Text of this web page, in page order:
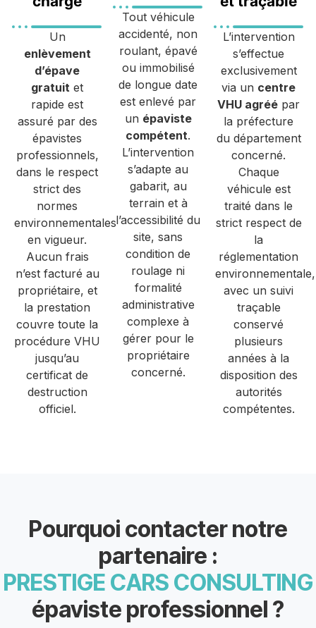
Un
enlèvement
d’épave
gratuit et
rapide est
assuré par des
épavistes
professionnels,
dans le respect
strict des
normes
environnementales
en vigueur.
Aucun frais
n’est facturé au
propriétaire, et
la prestation
couvre toute la
procédure VHU
jusqu’au
certificat de
destruction
officiel.
Tout véhicule
accidenté, non
roulant, épavé
ou immobilisé
de longue date
est enlevé par
un épaviste
compétent.
L’intervention
s’adapte au
gabarit, au
terrain et à
l’accessibilité du
site, sans
condition de
roulage ni
formalité
administrative
complexe à
gérer pour le
propriétaire
concerné.
L’intervention
s’effectue
exclusivement
via un centre
VHU agréé par
la préfecture
du département
concerné.
Chaque
véhicule est
traité dans le
strict respect de
la
réglementation
environnementale,
avec un suivi
traçable
conservé
plusieurs
années à la
disposition des
autorités
compétentes.
Pourquoi contacter notre
partenaire :
PRESTIGE CARS CONSULTING
épaviste professionnel ?